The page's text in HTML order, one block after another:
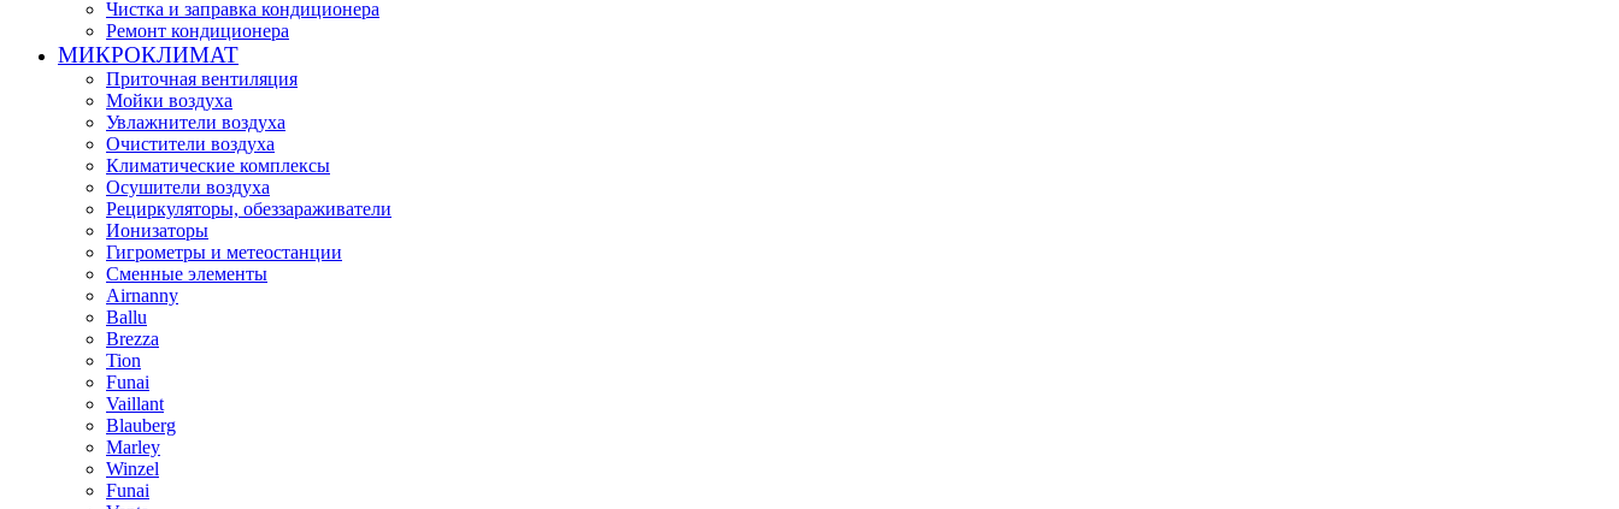
Чистка и заправка кондиционера
Ремонт кондиционера
МИКРОКЛИМАТ
Приточная вентиляция
Мойки воздуха
Увлажнители воздуха
Очистители воздуха
Климатические комплексы
Осушители воздуха
Рециркуляторы, обеззараживатели
Ионизаторы
Гигрометры и метеостанции
Сменные элементы
Airnanny
Ballu
Brezza
Tion
Funai
Vaillant
Blauberg
Marley
Winzel
Funai